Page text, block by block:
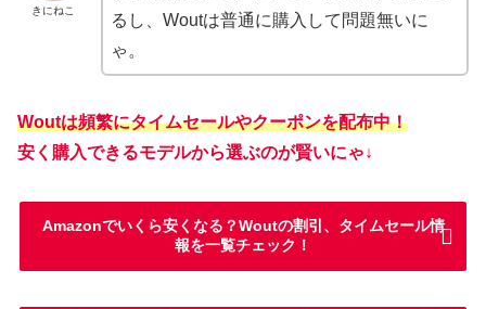
きにねこ
るし、Woutは普通に購入して問題無いに
ゃ。
Woutは頻繁にタイムセールやクーポンを配布中！
安く購入できるモデルから選ぶのが賢いにゃ↓
Amazonでいくら安くなる？Woutの割引、タイムセール情
報を一覧チェック！